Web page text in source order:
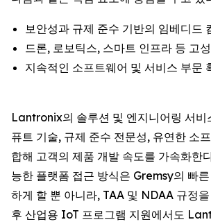
보안성과 규제 준수 기반의 임베디드
드론, 로보틱스, 스마트 인프라 등 고
지속적인 소프트웨어 및 서비스 부문
Lantronix의 솔루션 및 엔지니어링 서비
퓨트 기술, 규제 준수 전문성, 유연한 소
합해 고객의 제품 개발 속도를 가속화한
능한 플랫폼 접근 방식은 Gremsy의 빠
하게 할 뿐 아니라, TAA 및 NDAA 규정
후 산업용 IoT 프로그램 지원에서도